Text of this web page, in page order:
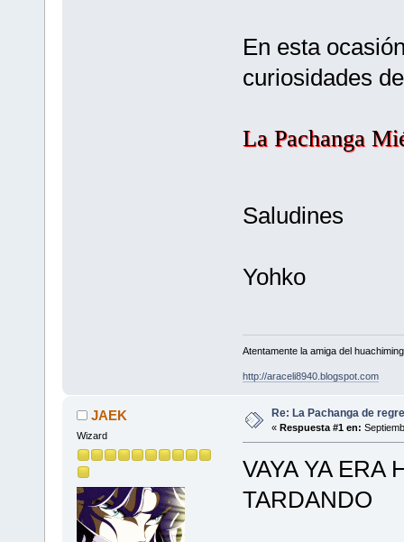
En esta
curiosidades
La Pachanga
Saludines
Yohko
Atentamente la amiga del
http://araceli8940.blogspot.com
JAEK
Wizard
Re: La Pachanga de
« Respuesta #1 en:
VAYA YA ERA
TARDANDO